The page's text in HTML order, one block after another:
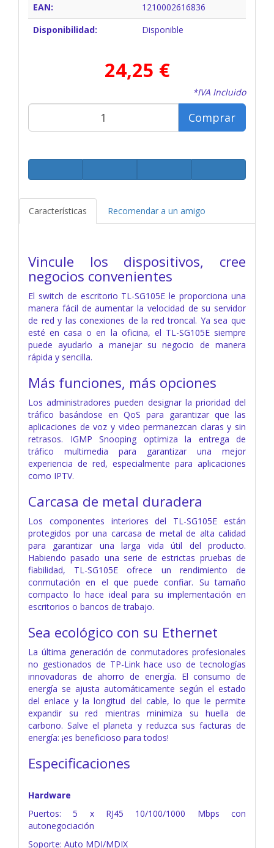
EAN:
1210002616836
Disponibilidad:
Disponible
24,25 €
*IVA Incluido
Comprar
Características Recomendar a un amigo
Vincule los dispositivos, cree
negocios convenientes
El switch de escritorio TL-SG105E le proporciona una
manera fácil de aumentar la velocidad de su servidor
de red y las conexiones de la red troncal. Ya sea que
esté en casa o en la oficina, el TL-SG105E siempre
puede ayudarlo a manejar su negocio de manera
rápida y sencilla.
Más funciones, más opciones
Los administradores pueden designar la prioridad del
tráfico basándose en QoS para garantizar que las
aplicaciones de voz y video permanezcan claras y sin
retrasos. IGMP Snooping optimiza la entrega de
tráfico multimedia para garantizar una mejor
experiencia de red, especialmente para aplicaciones
como IPTV.
Carcasa de metal duradera
Los componentes interiores del TL-SG105E están
protegidos por una carcasa de metal de alta calidad
para garantizar una larga vida útil del producto.
Habiendo pasado una serie de estrictas pruebas de
fiabilidad, TL-SG105E ofrece un rendimiento de
conmutación en el que puede confiar. Su tamaño
compacto lo hace ideal para su implementación en
escritorios o bancos de trabajo.
Sea ecológico con su Ethernet
La última generación de conmutadores profesionales
no gestionados de TP-Link hace uso de tecnologías
innovadoras de ahorro de energía. El consumo de
energía se ajusta automáticamente según el estado
del enlace y la longitud del cable, lo que le permite
expandir su red mientras minimiza su huella de
carbono. Salve el planeta y reduzca sus facturas de
energía: ¡es beneficioso para todos!
Especificaciones
Hardware
Puertos: 5 x RJ45 10/100/1000 Mbps con
autonegociación
Soporte: Auto MDI/MDIX